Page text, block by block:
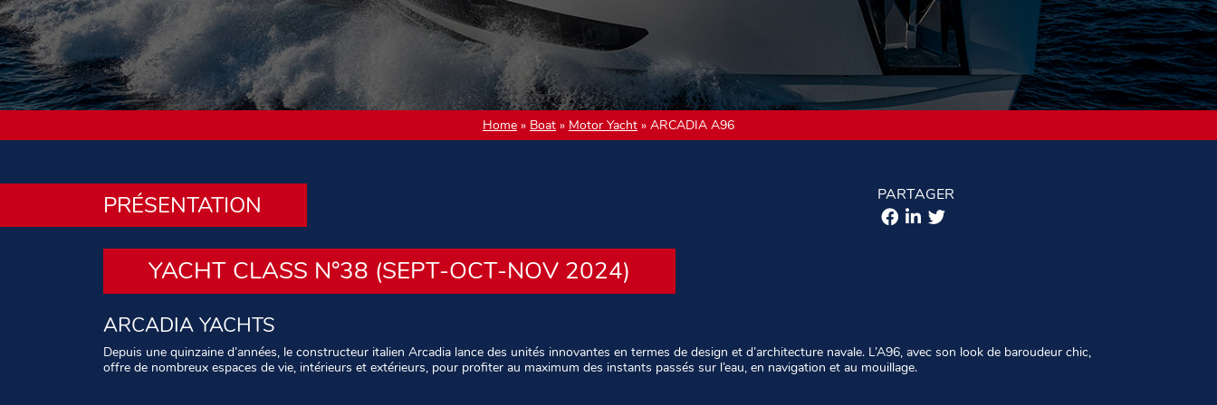
Home » Boat » Motor Yacht » ARCADIA A96
PRÉSENTATION PARTAGER
YACHT CLASS N°38 (SEPT-OCT-NOV 2024)
ARCADIA YACHTS
Depuis une quinzaine d’années, le constructeur italien Arcadia lance des unités innovantes en termes de design et d’architecture navale. L’A96, avec son look de baroudeur chic,
offre de nombreux espaces de vie, intérieurs et extérieurs, pour profiter au maximum des instants passés sur l’eau, en navigation et au mouillage.